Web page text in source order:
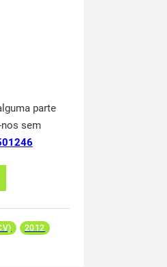
parte
sem
2012